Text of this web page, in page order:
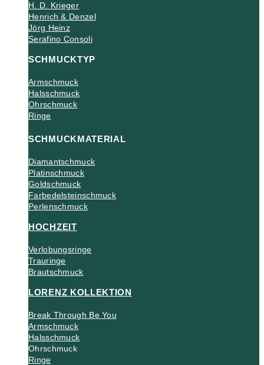
H. D. Krieger
Henrich & Denzel
Jörg Heinz
Serafino Consoli
SCHMUCKTYP
Armschmuck
Halsschmuck
Ohrschmuck
Ringe
SCHMUCKMATERIAL
Diamantschmuck
Platinschmuck
Goldschmuck
Farbedelsteinschmuck
Perlenschmuck
HOCHZEIT
Verlobungsringe
Trauringe
Brautschmuck
LORENZ KOLLEKTION
Break Through Be You
Armschmuck
Halsschmuck
Ohrschmuck
Ringe